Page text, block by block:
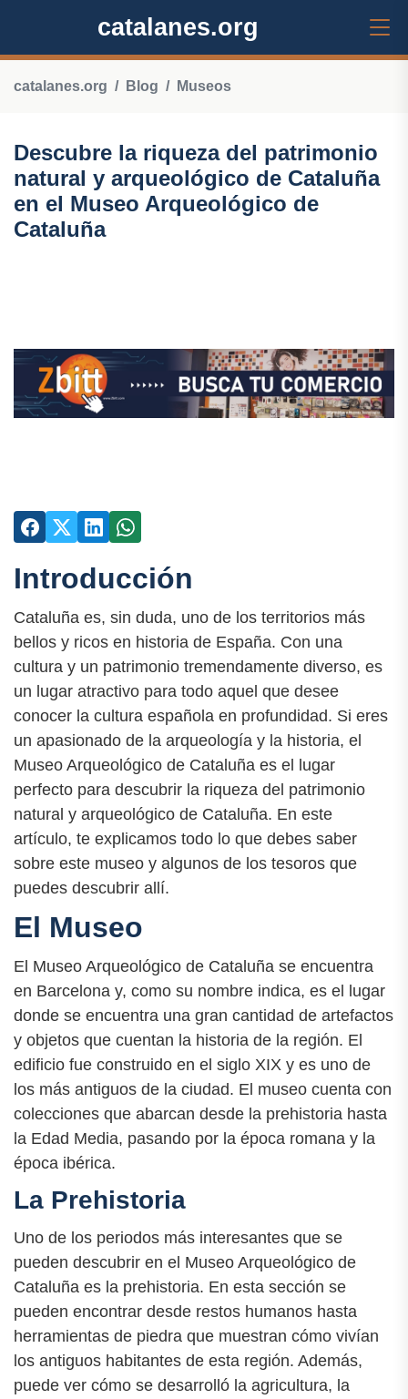
catalanes.org
catalanes.org Blog Museos
Descubre la riqueza del patrimonio
natural y arqueológico de Cataluña
en el Museo Arqueológico de
Cataluña
Introducción
Cataluña es, sin duda, uno de los territorios más
bellos y ricos en historia de España. Con una
cultura y un patrimonio tremendamente diverso, es
un lugar atractivo para todo aquel que desee
conocer la cultura española en profundidad. Si eres
un apasionado de la arqueología y la historia, el
Museo Arqueológico de Cataluña es el lugar
perfecto para descubrir la riqueza del patrimonio
natural y arqueológico de Cataluña. En este
artículo, te explicamos todo lo que debes saber
sobre este museo y algunos de los tesoros que
puedes descubrir allí.
El Museo
El Museo Arqueológico de Cataluña se encuentra
en Barcelona y, como su nombre indica, es el lugar
donde se encuentra una gran cantidad de artefactos
y objetos que cuentan la historia de la región. El
edificio fue construido en el siglo XIX y es uno de
los más antiguos de la ciudad. El museo cuenta con
colecciones que abarcan desde la prehistoria hasta
la Edad Media, pasando por la época romana y la
época ibérica.
La Prehistoria
Uno de los periodos más interesantes que se
pueden descubrir en el Museo Arqueológico de
Cataluña es la prehistoria. En esta sección se
pueden encontrar desde restos humanos hasta
herramientas de piedra que muestran cómo vivían
los antiguos habitantes de esta región. Además,
puede ver cómo se desarrolló la agricultura, la